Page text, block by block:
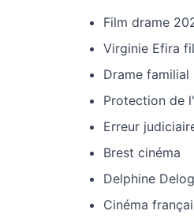
Film drame
Virginie Efira
Drame familial
Protection de
Erreur
Brest cinéma
Delphine
Cinéma